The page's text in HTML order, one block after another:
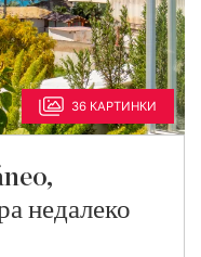
36 КАРТИНКИ
недалеко